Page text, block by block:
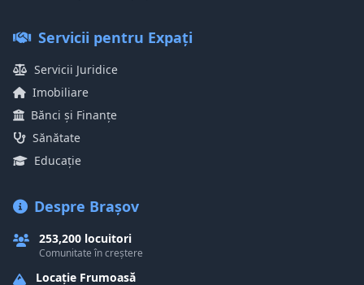
Servicii pentru Expați
Servicii Juridice
Imobiliare
Bănci și Finanțe
Sănătate
Educație
Despre Brașov
253,200 locuitori
Comunitate în creștere
Locație Frumoasă